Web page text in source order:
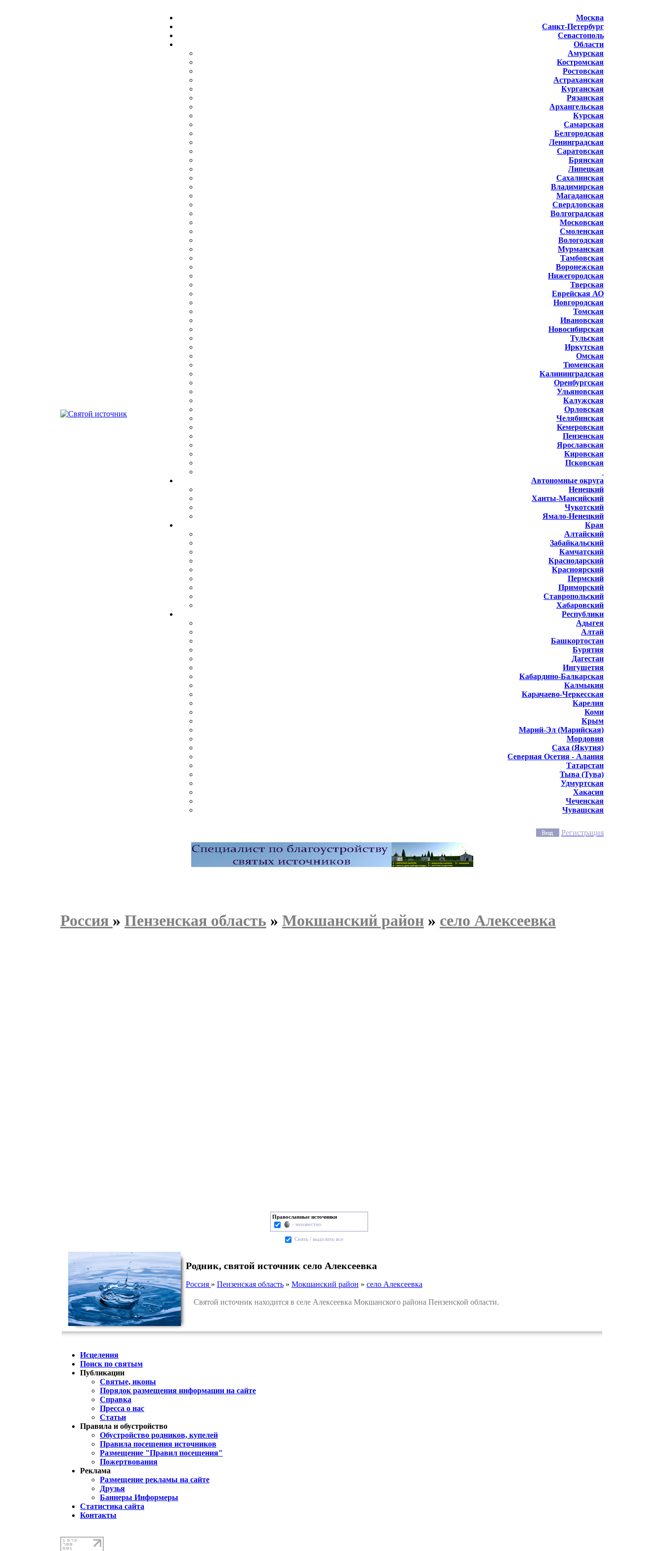
Москва
Санкт-Петербург
Севастополь
Области
Амурская
Костромская
Ростовская
Астраханская
Курганская
Рязанская
Архангельская
Курская
Самарская
Белгородская
Ленинградская
Саратовская
Брянская
Липецкая
Сахалинская
Владимирская
Магаданская
Свердловская
Волгоградская
Московская
Смоленская
Вологодская
Мурманская
Тамбовская
Воронежская
Нижегородская
Тверская
Еврейская АО
Новгородская
Томская
Ивановская
Новосибирская
Тульская
Иркутская
Омская
Тюменская
Калининградская
Оренбургская
Ульяновская
Калужская
Орловская
Челябинская
Кемеровская
Пензенская
Ярославская
Кировская
Псковская
Автономные округа
Ненецкий
Ханты-Мансийский
Чукотский
Ямало-Ненецкий
Края
Алтайский
Забайкальский
Камчатский
Краснодарский
Красноярский
Пермский
Приморский
Ставропольский
Хабаровский
Республики
Адыгея
Алтай
Башкортостан
Бурятия
Дагестан
Ингушетия
Кабардино-Балкарская
Калмыкия
Карачаево-Черкесская
Карелия
Коми
Крым
Марий-Эл (Марийская)
Мордовия
Саха (Якутия)
Северная Осетия - Алания
Татарстан
Тыва (Тува)
Удмуртская
Хакасия
Чеченская
Чувашская
Регистрация
Россия » Пензенская область » Мокшанский район » село Алексеевка
Православные источники
- неизвестно
Cнять / выделить все
Родник, святой источник село Алексеевка
Россия » Пензенская область» Мокшанский район » село Алексеевка
Святой источник находится в селе Алексеевка Мокшанского района Пензенской области.
Исцеления
Поиск по святым
Публикации
Святые, иконы
Порядок размещения информации на сайте
Справка
Пресса о нас
Статьи
Правила и обустройство
Обустройство родников, купелей
Правила посещения источников
Размещение "Правил посещения"
Пожертвования
Реклама
Размещение рекламы на сайте
Друзья
Баннеры Информеры
Статистика сайта
Контакты